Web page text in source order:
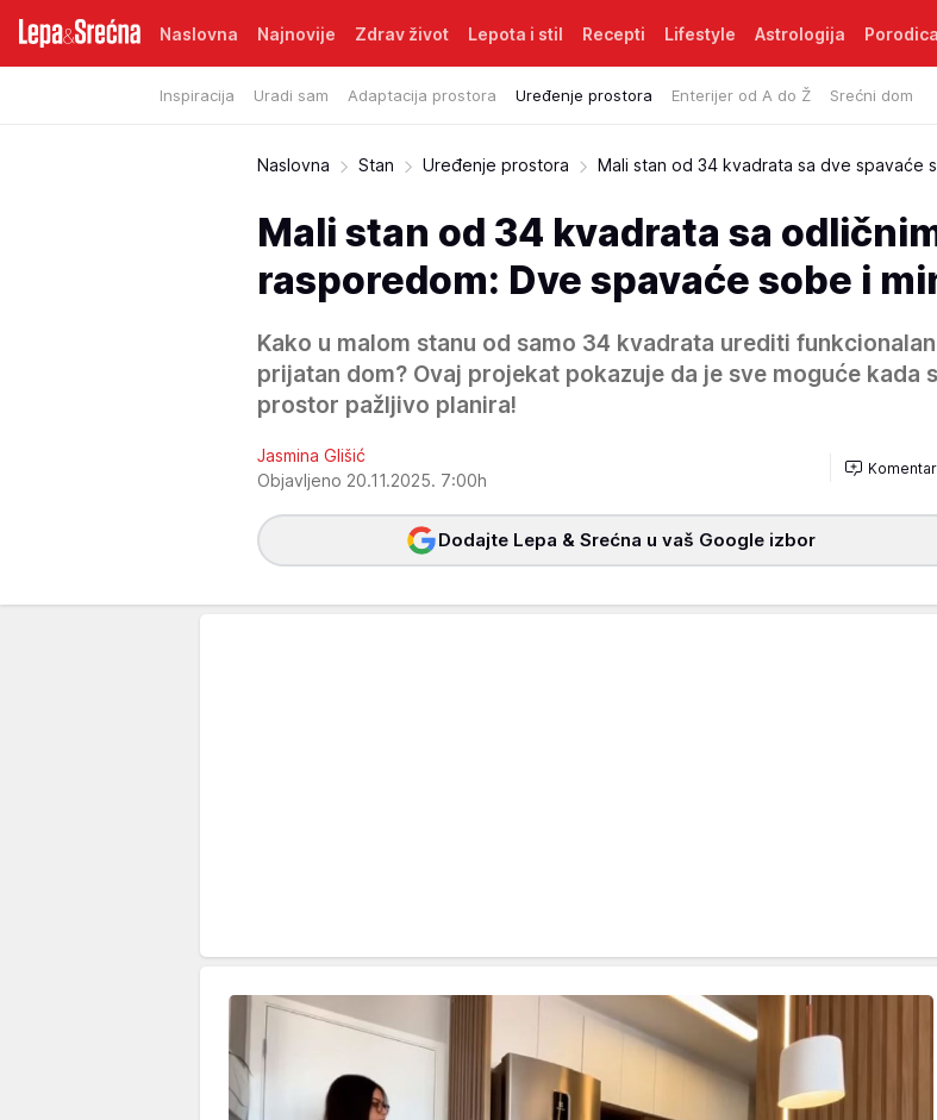
Naslovna Najnovije Zdrav život Lepota i stil Recepti Lifestyle Astrologija Porodica
Inspiracija Uradi sam Adaptacija prostora Uređenje prostora Enterijer od A do Ž Srećni dom
Naslovna Stan Uređenje prostora Mali stan od 34 kvadrata sa dve spavaće
Mali stan od 34 kvadrata sa
rasporedom: Dve spavaće sobe i
Kako u malom stanu od samo 34 kvadrata urediti
prijatan dom? Ovaj projekat pokazuje da je sve moguće kada
prostor pažljivo planira!
Jasmina Glišić
Objavljeno 20.11.2025. 7:00h
Dodajte Lepa & Srećna u vaš Google izbor